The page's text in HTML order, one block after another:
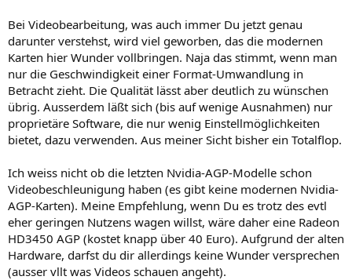
Bei Videobearbeitung, was auch immer Du jetzt genau
darunter verstehst, wird viel geworben, das die modernen
Karten hier Wunder vollbringen. Naja das stimmt, wenn man
nur die Geschwindigkeit einer Format-Umwandlung in
Betracht zieht. Die Qualität lässt aber deutlich zu wünschen
übrig. Ausserdem läßt sich (bis auf wenige Ausnahmen) nur
proprietäre Software, die nur wenig Einstellmöglichkeiten
bietet, dazu verwenden. Aus meiner Sicht bisher ein Totalflop.
Ich weiss nicht ob die letzten Nvidia-AGP-Modelle schon
Videobeschleunigung haben (es gibt keine modernen Nvidia-
AGP-Karten). Meine Empfehlung, wenn Du es trotz des evtl
eher geringen Nutzens wagen willst, wäre daher eine Radeon
HD3450 AGP (kostet knapp über 40 Euro). Aufgrund der alten
Hardware, darfst du dir allerdings keine Wunder versprechen
(ausser vllt was Videos schauen angeht).